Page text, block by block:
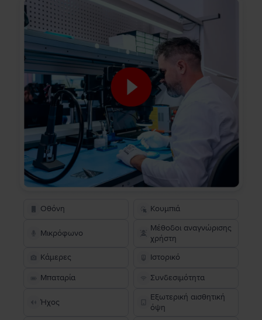
Οθόνη Κουμπιά
Μικρόφωνο
Μέθοδοι αναγνώρισης
χρήστη
Κάμερες
Ιστορικό
Μπαταρία Συνδεσιμότητα
Ήχος
Εξωτερική αισθητική
όψη